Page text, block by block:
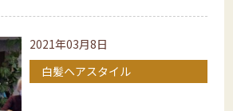
2021年03月8日
白髪ヘアスタイル